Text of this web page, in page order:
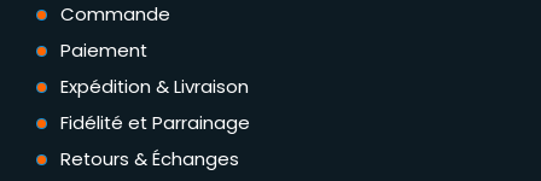
Commande
Paiement
Expédition & Livraison
Fidélité et Parrainage
Retours & Échanges